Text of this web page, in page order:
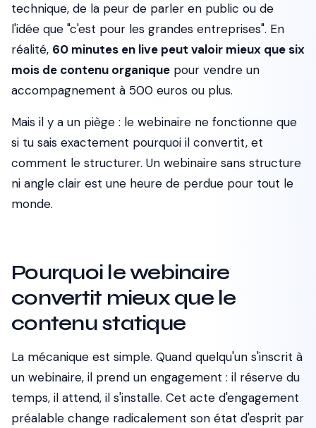
technique, de la peur de parler en public ou de
l'idée que "c'est pour les grandes entreprises". En
réalité, 60 minutes en live peut valoir mieux que six
mois de contenu organique pour vendre un
accompagnement à 500 euros ou plus.
Mais il y a un piège : le webinaire ne fonctionne que
si tu sais exactement pourquoi il convertit, et
comment le structurer. Un webinaire sans structure
ni angle clair est une heure de perdue pour tout le
monde.
Pourquoi le webinaire
convertit mieux que le
contenu statique
La mécanique est simple. Quand quelqu'un s'inscrit à
un webinaire, il prend un engagement : il réserve du
temps, il attend, il s'installe. Cet acte d'engagement
préalable change radicalement son état d'esprit par